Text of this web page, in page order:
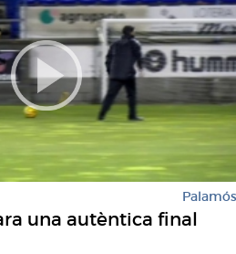
Palamós
una autèntica final